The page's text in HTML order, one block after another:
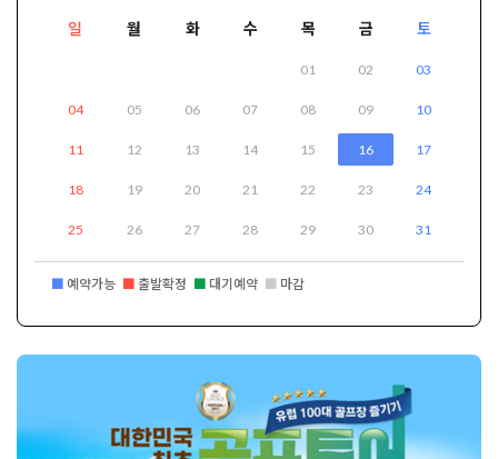
일 월 화 수 목 금 토
01 02 03
04 05 06 07 08 09 10
11 12 13 14 15 16 17
18 19 20 21 22 23 24
25 26 27 28 29 30 31
■ 예약가능 ■ 출발확정 ■ 대기예약 마감